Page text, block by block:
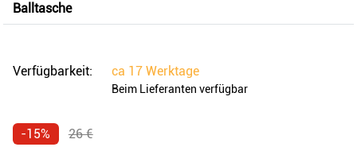
Balltasche
Verfügbarkeit: ca 17 Werktage
Beim Lieferanten verfügbar
-15% 26 €